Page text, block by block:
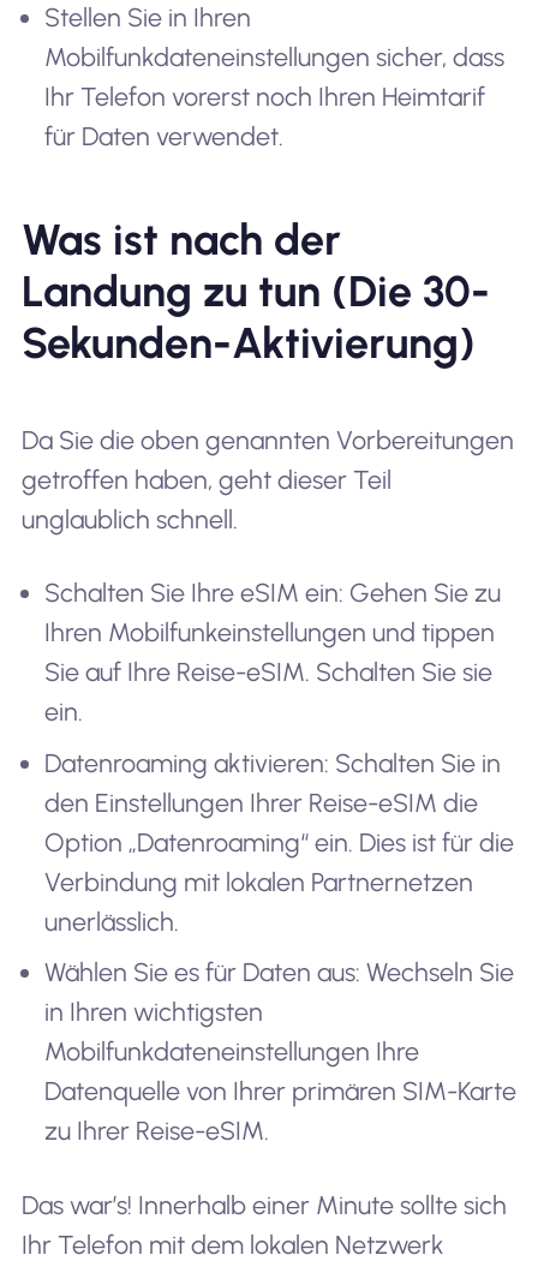
Stellen Sie in Ihren
Mobilfunkdateneinstellungen sicher, dass
Ihr Telefon vorerst noch Ihren Heimtarif
für Daten verwendet.
Was ist nach der
Landung zu tun (Die 30-
Sekunden-Aktivierung)
Da Sie die oben genannten Vorbereitungen
getroffen haben, geht dieser Teil
unglaublich schnell.
Schalten Sie Ihre eSIM ein: Gehen Sie zu
Ihren Mobilfunkeinstellungen und tippen
Sie auf Ihre Reise-eSIM. Schalten Sie sie
ein.
Datenroaming aktivieren: Schalten Sie in
den Einstellungen Ihrer Reise-eSIM die
Option „Datenroaming“ ein. Dies ist für die
Verbindung mit lokalen Partnernetzen
unerlässlich.
Wählen Sie es für Daten aus: Wechseln Sie
in Ihren wichtigsten
Mobilfunkdateneinstellungen Ihre
Datenquelle von Ihrer primären SIM-Karte
zu Ihrer Reise-eSIM.
Das war’s! Innerhalb einer Minute sollte sich
Ihr Telefon mit dem lokalen Netzwerk